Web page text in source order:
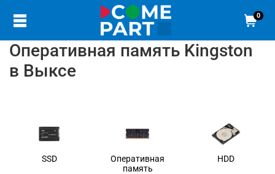
0
Оперативная память Kingston
в Выксе
SSD
Оперативная
память
HDD